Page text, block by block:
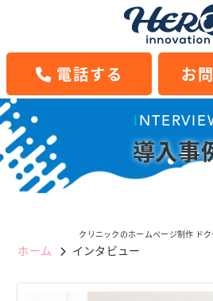
電話する お
導入事
クリニックのホームページ制作 ド
ホーム インタビュー